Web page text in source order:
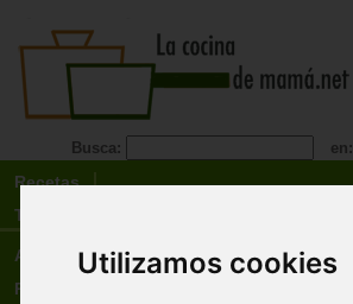
Utilizamos cookies
Busca: en:
Recetas
Tienda
Actualidad
Registro